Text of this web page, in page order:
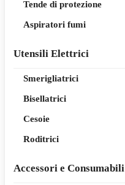
Tende di protezione
Aspiratori fumi
Utensili Elettrici
Smerigliatrici
Bisellatrici
Cesoie
Roditrici
Accessori e Consumabili